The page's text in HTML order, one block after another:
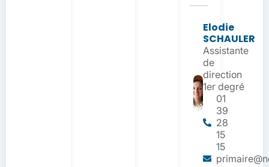
Elodie
SCHAULER
Assistante
de
direction
1er degré
01
39
28
15
15